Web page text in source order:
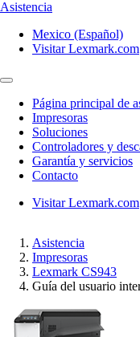
Asistencia
Mexico (Español)
Visitar Lexmark.com
Página principal de
Impresoras
Soluciones
Controladores y
Garantía y servicios
Contacto
Visitar Lexmark.com
Asistencia
Impresoras
Lexmark CS943
Guía del usuario